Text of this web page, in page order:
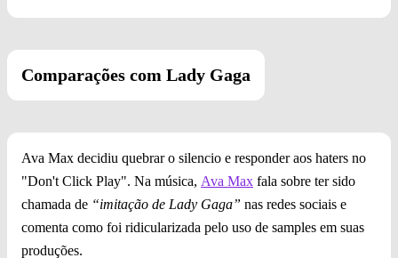
Comparações com Lady Gaga
Ava Max decidiu quebrar o silencio e responder aos haters no
"Don't Click Play". Na música, Ava Max fala sobre ter sido
chamada de “imitação de Lady Gaga” nas redes sociais e
comenta como foi ridicularizada pelo uso de samples em suas
produções.